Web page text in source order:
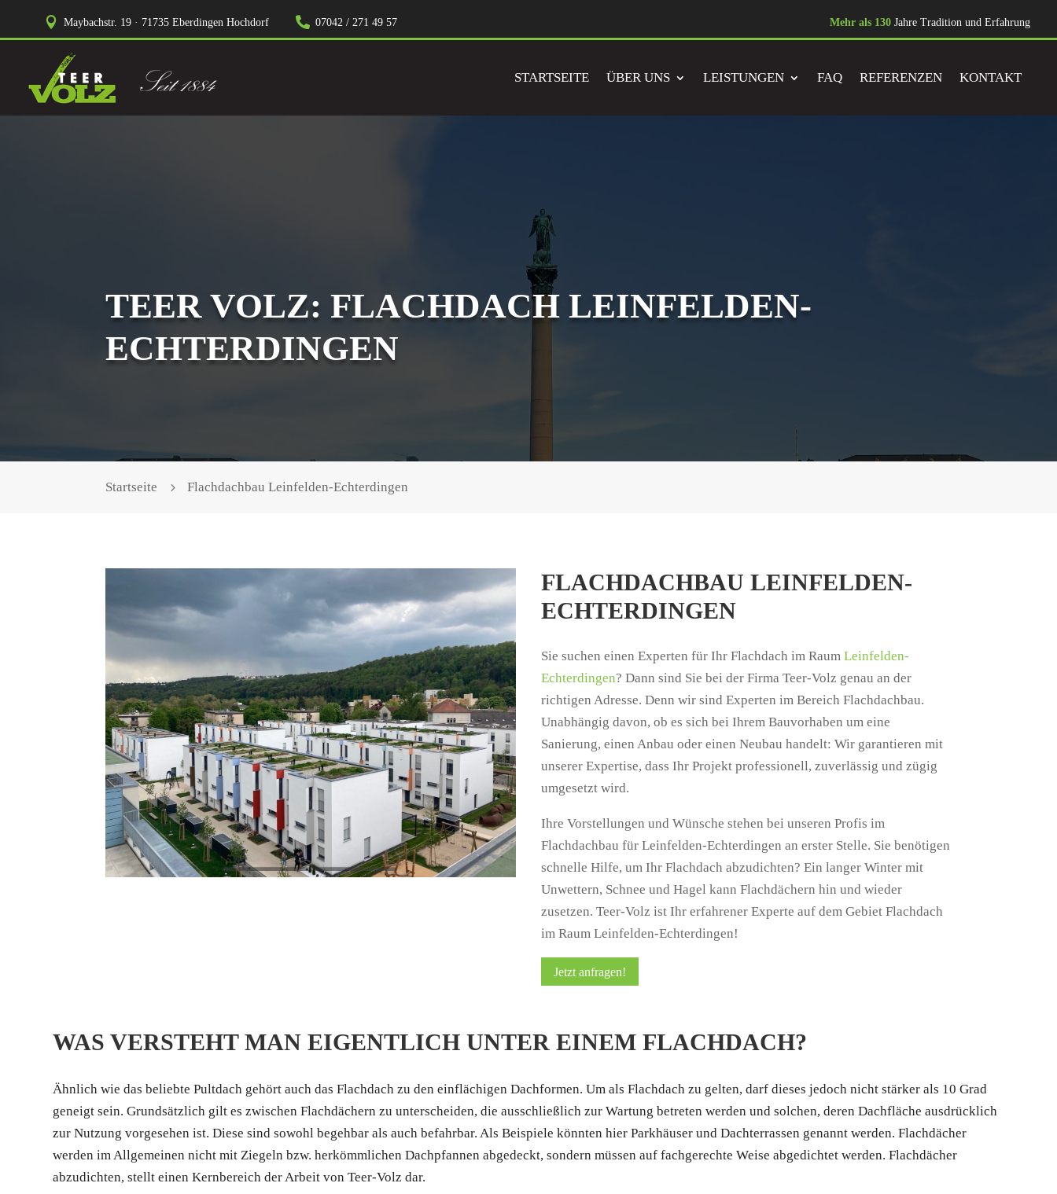
 Maybachstr. 19 · 71735 Eberdingen Hochdorf  07042 / 271 49 57 Mehr als 130 Jahre Tradition und Erfahrung
STARTSEITE ÜBER UNS LEISTUNGEN FAQ REFERENZEN KONTAKT
TEER VOLZ: FLACHDACH LEINFELDEN-
ECHTERDINGEN
Startseite Flachdachbau Leinfelden-Echterdingen
FLACHDACHBAU LEINFELDEN-
ECHTERDINGEN
Sie suchen einen Experten für Ihr Flachdach im Raum Leinfelden-
Echterdingen? Dann sind Sie bei der Firma Teer-Volz genau an der
richtigen Adresse. Denn wir sind Experten im Bereich Flachdachbau.
Unabhängig davon, ob es sich bei Ihrem Bauvorhaben um eine
Sanierung, einen Anbau oder einen Neubau handelt: Wir garantieren mit
unserer Expertise, dass Ihr Projekt professionell, zuverlässig und zügig
umgesetzt wird.
Ihre Vorstellungen und Wünsche stehen bei unseren Profis im
Flachdachbau für Leinfelden-Echterdingen an erster Stelle. Sie benötigen
schnelle Hilfe, um Ihr Flachdach abzudichten? Ein langer Winter mit
Unwettern, Schnee und Hagel kann Flachdächern hin und wieder
zusetzen. Teer-Volz ist Ihr erfahrener Experte auf dem Gebiet Flachdach
im Raum Leinfelden-Echterdingen!
Jetzt anfragen!
WAS VERSTEHT MAN EIGENTLICH UNTER EINEM FLACHDACH?
Ähnlich wie das beliebte Pultdach gehört auch das Flachdach zu den einflächigen Dachformen. Um als Flachdach zu gelten, darf dieses jedoch nicht stärker als 10 Grad
geneigt sein. Grundsätzlich gilt es zwischen Flachdächern zu unterscheiden, die ausschließlich zur Wartung betreten werden und solchen, deren Dachfläche ausdrücklich
zur Nutzung vorgesehen ist. Diese sind sowohl begehbar als auch befahrbar. Als Beispiele könnten hier Parkhäuser und Dachterrassen genannt werden. Flachdächer
werden im Allgemeinen nicht mit Ziegeln bzw. herkömmlichen Dachpfannen abgedeckt, sondern müssen auf fachgerechte Weise abgedichtet werden. Flachdächer
abzudichten, stellt einen Kernbereich der Arbeit von Teer-Volz dar.